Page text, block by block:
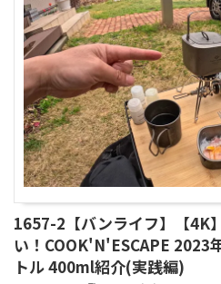
1657-2【バンライフ】【4K
い！COOK'N'ESCAPE 2023
トル 400ml紹介(実践編)